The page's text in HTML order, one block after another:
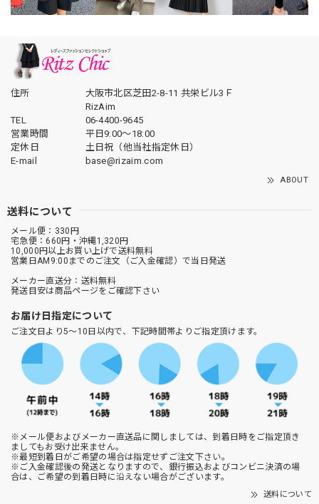
住所
大阪市北区芝田2-8-11 共栄ビル3Ｆ
RizAim
TEL
06-4400-9645
営業時間
平日9:00～18:00
定休日
土日祝（他当社指定休日）
E-mail
base@rizaim.com
ABOUT
送料について
メール便：330円
宅急便：660円・沖縄1,320円
10,000円以上お買い上げで送料無料
営業日AM9:00までのご注文（ご入金確認）で当日発送
メーカー直送分：送料無料
発送目安は商品ページをご確認下さい
お届け日指定について
ご注文日より5～10日以内で、下記時間帯よりご指定頂けます。
※メール便およびメーカー直送品に関しましては、到着日時をご指定頂き
ましてもお受け出来ません。
※最短到着日がご希望の場合は指定せずご注文下さい。
※ご入金確認後の発送となりますので、銀行振込およびコンビニ決済の場
合は、ご希望の到着日時に沿えない場合がございます。
送料について